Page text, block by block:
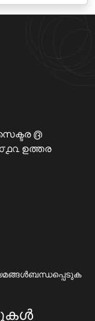
൫
ഉത്തര
ബന്ധപ്പെടുക